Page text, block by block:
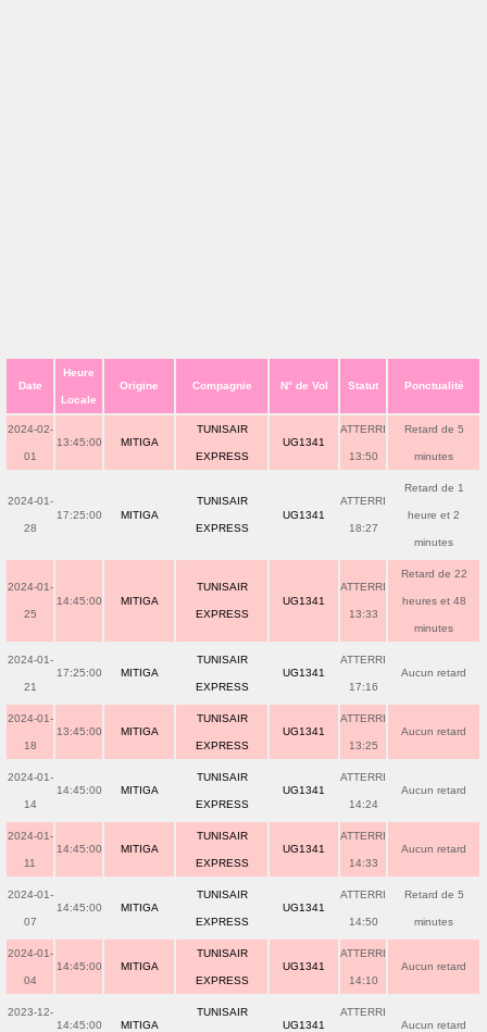
Date
Heure
Locale
Origine Compagnie N° de Vol Statut Ponctualité
2024-02-
01
13:45:00 MITIGA
TUNISAIR
EXPRESS
UG1341
ATTERRI
13:50
Retard de 5
minutes
2024-01-
28
17:25:00 MITIGA
TUNISAIR
EXPRESS
UG1341
ATTERRI
18:27
Retard de 1
heure et 2
minutes
2024-01-
25
14:45:00 MITIGA
TUNISAIR
EXPRESS
UG1341
ATTERRI
13:33
Retard de 22
heures et 48
minutes
2024-01-
21
17:25:00 MITIGA
TUNISAIR
EXPRESS
UG1341
ATTERRI
17:16
Aucun retard
2024-01-
18
13:45:00 MITIGA
TUNISAIR
EXPRESS
UG1341
ATTERRI
13:25
Aucun retard
2024-01-
14
14:45:00 MITIGA
TUNISAIR
EXPRESS
UG1341
ATTERRI
14:24
Aucun retard
2024-01-
11
14:45:00 MITIGA
TUNISAIR
EXPRESS
UG1341
ATTERRI
14:33
Aucun retard
2024-01-
07
14:45:00 MITIGA
TUNISAIR
EXPRESS
UG1341
ATTERRI
14:50
Retard de 5
minutes
2024-01-
04
14:45:00 MITIGA
TUNISAIR
EXPRESS
UG1341
ATTERRI
14:10
Aucun retard
2023-12-
14:45:00 MITIGA
TUNISAIR
UG1341
ATTERRI
Aucun retard